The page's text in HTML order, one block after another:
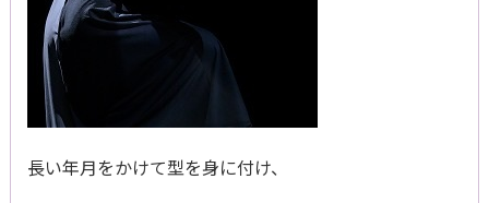
長い年月をかけて型を身に付け、